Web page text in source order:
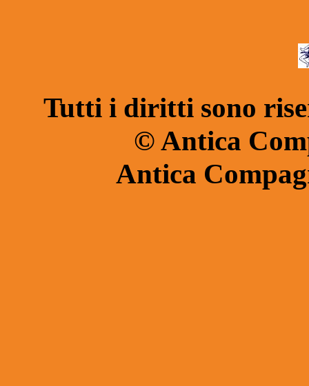
Tutti i diritti sono
© Antica
Antica